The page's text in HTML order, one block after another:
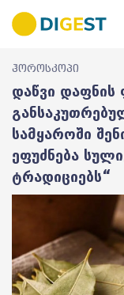
ჰოროსკოპი
დაწვი
სამყაროში
ეფუძნება
ტრადიციებს“